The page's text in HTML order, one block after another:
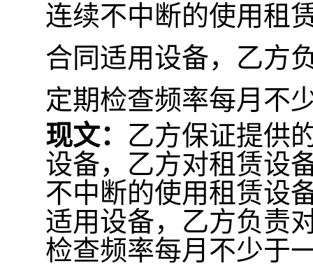
连续不中断的使用租
合同适用设备，乙方
定期检查频率每月不
现文： 乙方保证提供
设备，乙方对租赁设
不中断的使用租赁设
适用设备，乙方负责
检查频率每月不少于